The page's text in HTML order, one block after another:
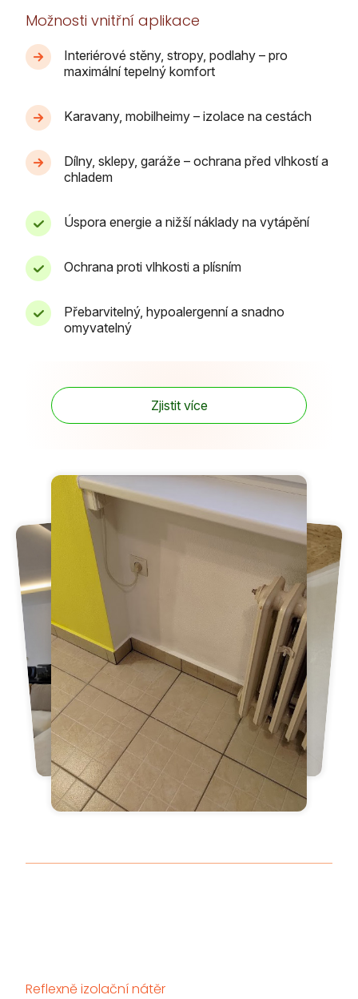
Možnosti vnitřní aplikace
Interiérové stěny, stropy, podlahy – pro
maximální tepelný komfort
Karavany, mobilheimy – izolace na cestách
Dílny, sklepy, garáže – ochrana před vlhkostí a
chladem
Úspora energie a nižší náklady na vytápění
Ochrana proti vlhkosti a plísním
Přebarvitelný, hypoalergenní a snadno
omyvatelný
Zjistit více
Reflexně izolační nátěr